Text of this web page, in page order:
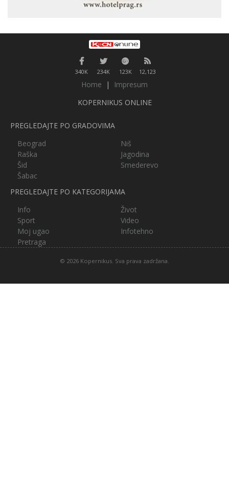
340K 234K 123K 12,123
Home |
Impresum
KOPERNIKUS ONLINE
PREGLEDAJTE PO GRADOVIMA
Beograd
Niš
Raška
Jagodina
Šid
Smederevo
Šabac
PREGLEDAJTE PO KATEGORIJAMA
Info
Život
Sport
Video
Moj ugao
Infotehno
Pretraga
© 2026 Kopernikus. Sva prava zadržana.